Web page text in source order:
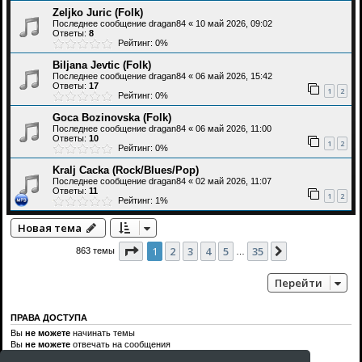
Zeljko Juric (Folk)
Последнее сообщение dragan84 « 10 май 2026, 09:02
Ответы: 8
Рейтинг: 0%
Biljana Jevtic (Folk)
Последнее сообщение dragan84 « 06 май 2026, 15:42
Ответы: 17 1 2
Рейтинг: 0%
Goca Bozinovska (Folk)
Последнее сообщение dragan84 « 06 май 2026, 11:00
Ответы: 10 1 2
Рейтинг: 0%
Kralj Cacka (Rock/Blues/Pop)
Последнее сообщение dragan84 « 02 май 2026, 11:07
Ответы: 11 1 2
Рейтинг: 1%
Новая тема
863 темы Страница из 35
1 2 3 4 5 35
Перейти
ПРАВА ДОСТУПА
Вы не можете начинать темы
Вы не можете отвечать на сообщения